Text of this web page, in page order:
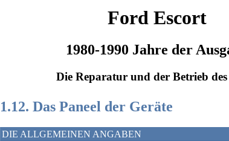
Ford Escort
1980-1990 Jahre der
Die Reparatur und der Betrieb
1.12. Das Paneel der Geräte
DIE ALLGEMEINEN ANGABEN